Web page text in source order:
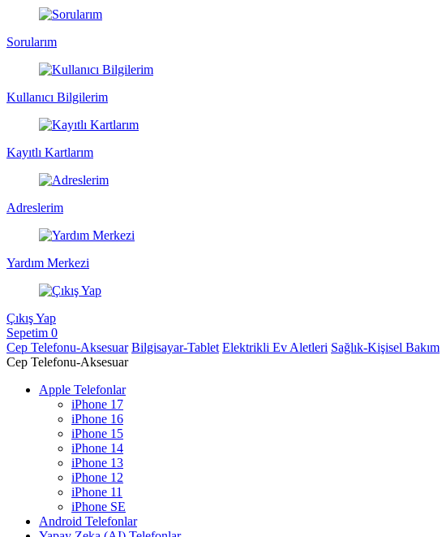
Sorularım
Kullanıcı Bilgilerim
Kayıtlı Kartlarım
Adreslerim
Yardım Merkezi
Çıkış Yap
Sepetim 0
Cep Telefonu-Aksesuar Bilgisayar-Tablet Elektrikli Ev Aletleri Sağlık-Kişisel Bakım
Cep Telefonu-Aksesuar
Apple Telefonlar
iPhone 17
iPhone 16
iPhone 15
iPhone 14
iPhone 13
iPhone 12
iPhone 11
iPhone SE
Android Telefonlar